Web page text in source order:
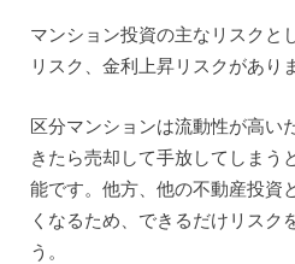
マンション投資の主なリスクと
リスク、金利上昇リスクがあり
区分マンションは流動性が高い
きたら売却して手放してしまう
能です。他方、他の不動産投資
くなるため、できるだけリスク
う。